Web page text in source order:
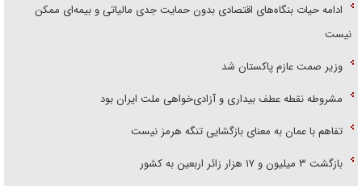
ادامه حیات بنگاه‌های اقتصادی بدون حمایت جدی مالیاتی و بیمه‌ای ممکن
نیست
وزیر صمت عازم پاکستان شد
مشروطه نقطه عطف بیداری و آزادی‌خواهی ملت ایران بود
تفاهم با عمان به معنای بازگشایی تنگه هرمز نیست
بازگشت ۳ میلیون و ۱۷ هزار زائر اربعین به کشور